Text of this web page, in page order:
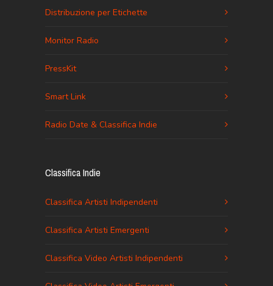
Distribuzione per Etichette
Monitor Radio
PressKit
Smart Link
Radio Date & Classifica Indie
Classifica Indie
Classifica Artisti Indipendenti
Classifica Artisti Emergenti
Classifica Video Artisti Indipendenti